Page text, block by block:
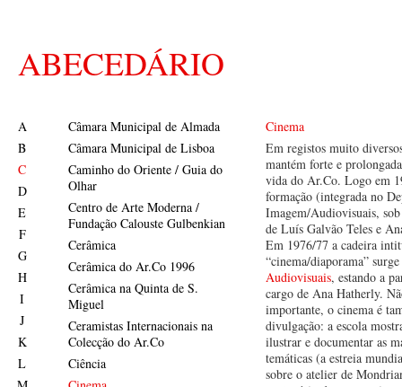
ABECEDÁRIO
A
B
C
D
E
F
G
H
I
J
K
L
Câmara Municipal de Almada
Câmara Municipal de Lisboa
Caminho do Oriente / Guia do
Olhar
Centro de Arte Moderna /
Fundação Calouste Gulbenkian
Cerâmica
Cerâmica do Ar.Co 1996
Cerâmica na Quinta de S.
Miguel
Ceramistas Internacionais na
Colecção do Ar.Co
Ciência
Cinema
Em registos muito
mantém forte e
vida do Ar.Co. Logo em
formação (integrada no
Imagem/Audiovisuais,
de Luís Galvão Teles e
Em 1976/77 a cadeira
“cinema/diaporama”
Audiovisuais, estando a
cargo de Ana Hatherly.
importante, o cinema é
divulgação: a escola
ilustrar e documentar as
temáticas (a estreia
sobre o atelier de